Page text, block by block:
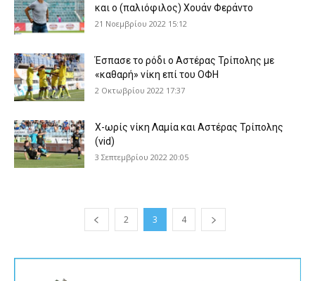
και ο (παλιόφιλος) Χουάν Φεράντο
21 Νοεμβρίου 2022 15:12
Έσπασε το ρόδι ο Αστέρας Τρίπολης με
«καθαρή» νίκη επί του ΟΦΗ
2 Οκτωβρίου 2022 17:37
Χ-ωρίς νίκη Λαμία και Αστέρας Τρίπολης
(vid)
3 Σεπτεμβρίου 2022 20:05
2 3 4